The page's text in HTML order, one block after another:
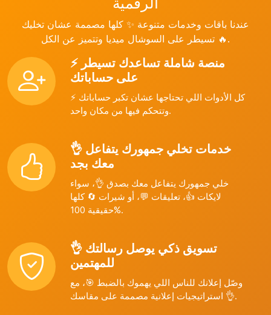
عندنا باقات وخدمات متنوعة ✨ كلها مصممة عشان تخليك
تسيطر على السوشال ميديا وتتميز عن الكل 🔥.
⚡ منصة شاملة تساعدك تسيطر
على حساباتك
⚡ كل الأدوات اللي تحتاجها عشان تكبر حساباتك
وتتحكم فيها من مكان واحد.
👌 خدمات تخلي جمهورك يتفاعل
معك بجد
خلي جمهورك يتفاعل معك بصدق 👌، سواء
لايكات 👍، تعليقات 💬، أو شيرات 🔄 كلها
حقيقية 100%.
👌 تسويق ذكي يوصل رسالتك
للمهتمين
وصّل إعلانك للناس اللي يهموك بالضبط 🎯، مع
استراتيجيات إعلانية مصممة على مقاسك 👌.